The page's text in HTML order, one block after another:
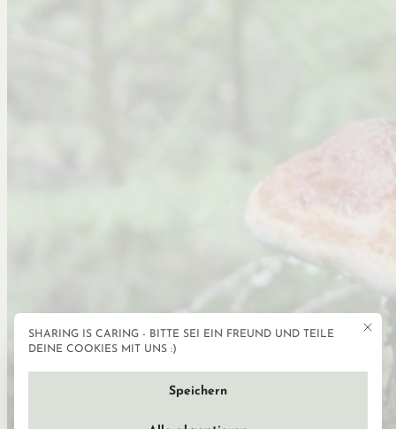
Mit
SHARING IS CARING - BITTE SEI EIN FREUND UND TEILE
DEINE COOKIES MIT UNS :)
Speichern